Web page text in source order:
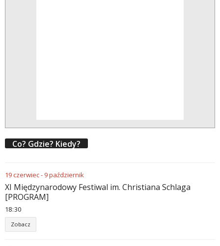
Co? Gdzie? Kiedy?
19czerwiec- 9październik
XI Międzynarodowy Festiwal im. Christiana Schlaga
[PROGRAM]
18:30
Zobacz